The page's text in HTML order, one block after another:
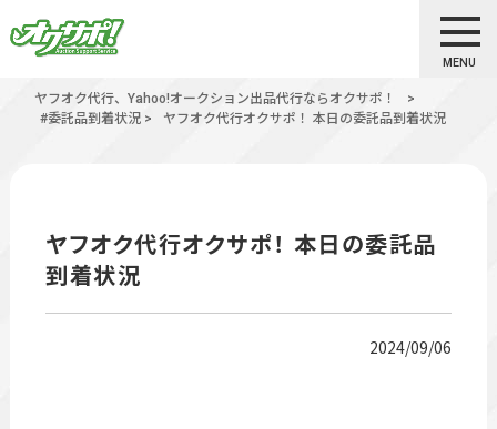
MENU
ヤフオク代行、Yahoo!オークション出品代行ならオクサポ！
>
#委託品到着状況 > ヤフオク代行オクサポ！ 本日の委託品到着状況
ヤフオク代行オクサポ！ 本日の委託品
到着状況
2024/09/06